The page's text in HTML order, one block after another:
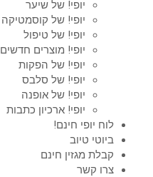
יופי! של שיער
יופי! של קוסמטיקה
יופי! של טיפול
יופי! מוצרים חדשים
יופי! של הפקות
יופי! של סלבס
יופי! של אופנה
יופי! ארכיון כתבות
לוח יופי חינם!
ביוטי טיוב
קבלת מגזין חינם
צרו קשר